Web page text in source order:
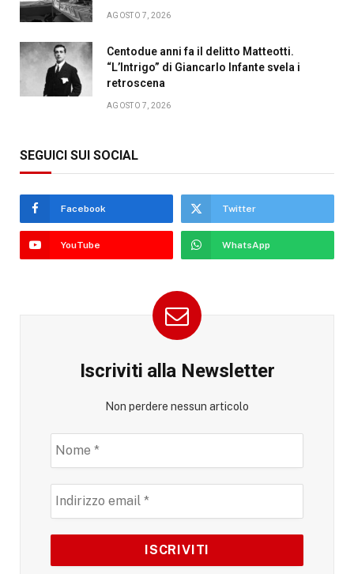
AGOSTO 7, 2026
Centodue anni fa il delitto Matteotti.
“L’Intrigo” di Giancarlo Infante svela i
retroscena
AGOSTO 7, 2026
SEGUICI SUI SOCIAL
Facebook Twitter
YouTube WhatsApp
Iscriviti alla Newsletter
Non perdere nessun articolo